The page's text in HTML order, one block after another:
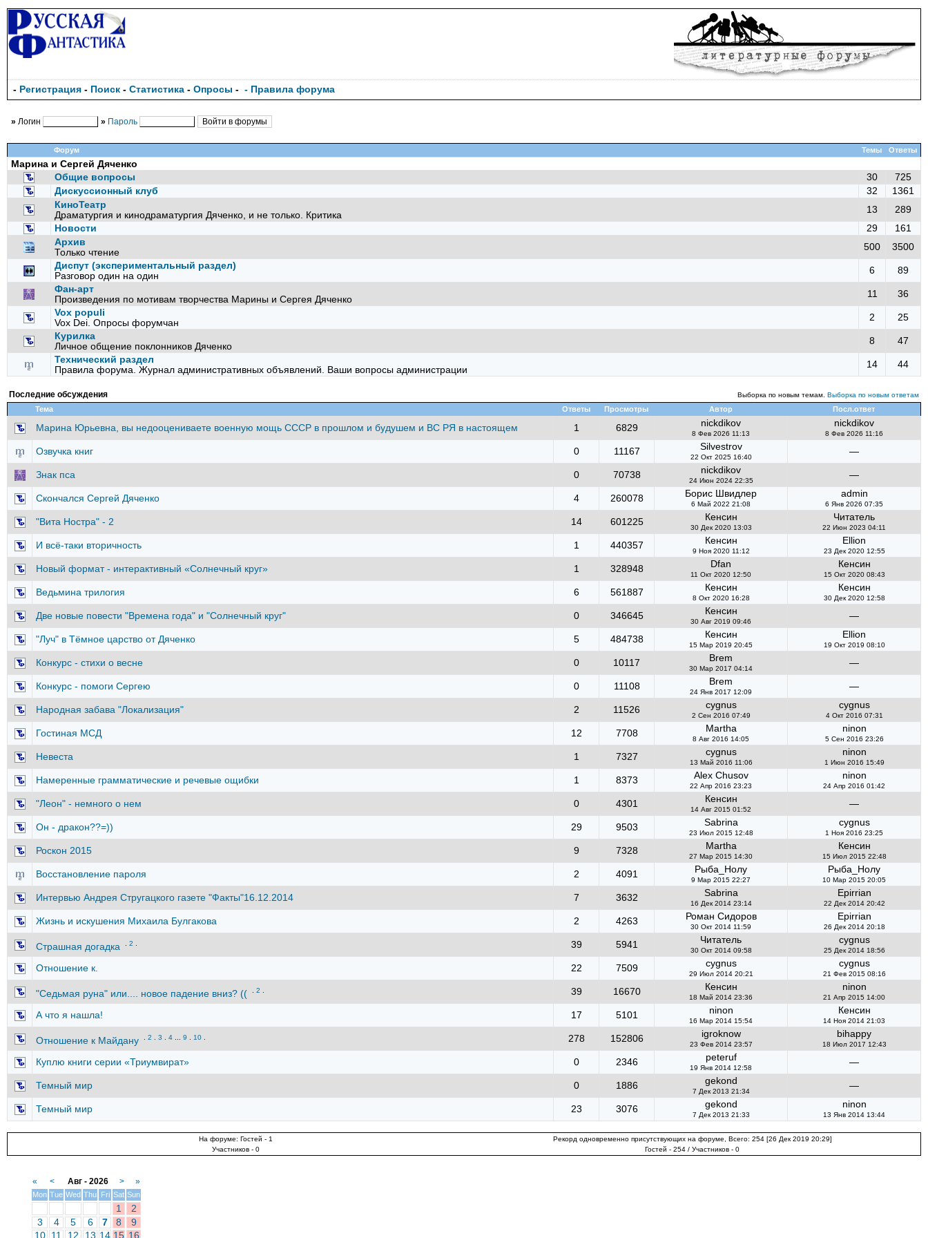
- Регистрация - Поиск - Статистика - Опросы - - Правила форума
» Логин » Пароль
Форум Темы Ответы
Марина и Сергей Дяченко
Общие вопросы
30
725
Дискуссионный клуб
32
1361
КиноТеатр
Драматургия и кинодраматургия Дяченко, и не только. Критика
13
289
Новости
29
161
Архив
Только чтение
500
3500
Диспут (экспериментальный раздел)
Разговор один на один
6
89
Фан-арт
Произведения по мотивам творчества Марины и Сергея Дяченко
11
36
Vox populi
Vox Dei. Опросы форумчан
2
25
Курилка
Личное общение поклонников Дяченко
8
47
Технический раздел
Правила форума. Журнал административных объявлений. Ваши вопросы администрации
14 44
Последние обсуждения Выборка по новым темам. Выборка по новым ответам
Тема Ответы Просмотры Автор Посл.ответ
Марина Юрьевна, вы недооцениваете военную мощь СССР в прошлом и будушем и ВС РЯ в настоящем 1 6829 nickdikov
8 Фев 2026 11:13
nickdikov
8 Фев 2026 11:16
Озвучка книг 0 11167 Silvestrov
22 Окт 2025 16:40
—
Знак пса 0 70738 nickdikov
24 Июн 2024 22:35
—
Скончался Сергей Дяченко 4 260078 Борис Швидлер
6 Май 2022 21:08
admin
6 Янв 2026 07:35
"Вита Ностра" - 2 14 601225 Кенсин
30 Дек 2020 13:03
Читатель
22 Июн 2023 04:11
И всё-таки вторичность 1 440357 Кенсин
9 Ноя 2020 11:12
Ellion
23 Дек 2020 12:55
Новый формат - интерактивный «Солнечный круг» 1 328948 Dfan
11 Окт 2020 12:50
Кенсин
15 Окт 2020 08:43
Ведьмина трилогия 6 561887 Кенсин
8 Окт 2020 16:28
Кенсин
30 Дек 2020 12:58
Две новые повести "Времена года" и "Солнечный круг" 0 346645 Кенсин
30 Авг 2019 09:46
—
"Луч" в Тёмное царство от Дяченко 5 484738 Кенсин
15 Мар 2019 20:45
Ellion
19 Окт 2019 08:10
Конкурс - стихи о весне 0 10117 Brem
30 Мар 2017 04:14
—
Конкурс - помоги Сергею 0 11108 Brem
24 Янв 2017 12:09
—
Народная забава "Локализация" 2 11526 cygnus
2 Сен 2016 07:49
cygnus
4 Окт 2016 07:31
Гостиная МСД 12 7708 Martha
8 Авг 2016 14:05
ninon
5 Сен 2016 23:26
Невеста 1 7327 cygnus
13 Май 2016 11:06
ninon
1 Июн 2016 15:49
Намеренные грамматические и речевые ощибки 1 8373 Alex Chusov
22 Апр 2016 23:23
ninon
24 Апр 2016 01:42
"Леон" - немного о нем 0 4301 Кенсин
14 Авг 2015 01:52
—
Он - дракон??=)) 29 9503 Sabrina
23 Июл 2015 12:48
cygnus
1 Ноя 2016 23:25
Роскон 2015 9 7328 Martha
27 Мар 2015 14:30
Кенсин
15 Июл 2015 22:48
Восстановление пароля 2 4091 Рыба_Нолу
9 Мар 2015 22:27
Рыба_Нолу
10 Мар 2015 20:05
Интервью Андрея Стругацкого газете "Факты"16.12.2014 7 3632 Sabrina
16 Дек 2014 23:14
Epirrian
22 Дек 2014 20:42
Жизнь и искушения Михаила Булгакова 2 4263 Роман Сидоров
30 Окт 2014 11:59
Epirrian
26 Дек 2014 20:18
Страшная догадка 2 39 5941 Читатель
30 Окт 2014 09:58
cygnus
25 Дек 2014 18:56
Отношение к. 22 7509 cygnus
29 Июл 2014 20:21
cygnus
21 Фев 2015 08:16
"Седьмая руна" или.... новое падение вниз? (( 2 39 16670 Кенсин
18 Май 2014 23:36
ninon
21 Апр 2015 14:00
А что я нашла! 17 5101 ninon
16 Мар 2014 15:54
Кенсин
14 Ноя 2014 21:03
Отношение к Майдану 2 3 4 9 10 278 152806 igroknow
23 Фев 2014 23:57
bihappy
18 Июл 2017 12:43
Куплю книги серии «Триумвират» 0 2346 peteruf
19 Янв 2014 12:58
—
Темный мир 0 1886 gekond
7 Дек 2013 21:34
—
Темный мир 23 3076 gekond
7 Дек 2013 21:33
ninon
13 Янв 2014 13:44
На форуме: Гостей - 1
Участников - 0
Рекорд одновременно присутствующих на форуме, Всего: 254 [26 Дек 2019 20:29]
Гостей - 254 / Участников - 0